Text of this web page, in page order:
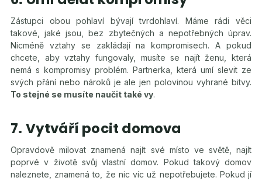
Zástupci obou pohlaví bývají tvrdohlaví. Máme rádi věci
takové, jaké jsou, bez zbytečných a nepotřebných úprav.
Nicméně vztahy se zakládají na kompromisech. A pokud
chcete, aby vztahy fungovaly, musíte se najít ženu, která
nemá s kompromisy problém. Partnerka, která umí slevit ze
svých přání nebo nároků je ale jen polovinou vyhrané bitvy.
To stejné se musíte naučit také vy.
7. Vytváří pocit domova
Opravdově milovat znamená najít své místo ve světě, najít
poprvé v životě svůj vlastní domov. Pokud takový domov
naleznete, znamená to, že nic víc už nepotřebujete. Pokud jí